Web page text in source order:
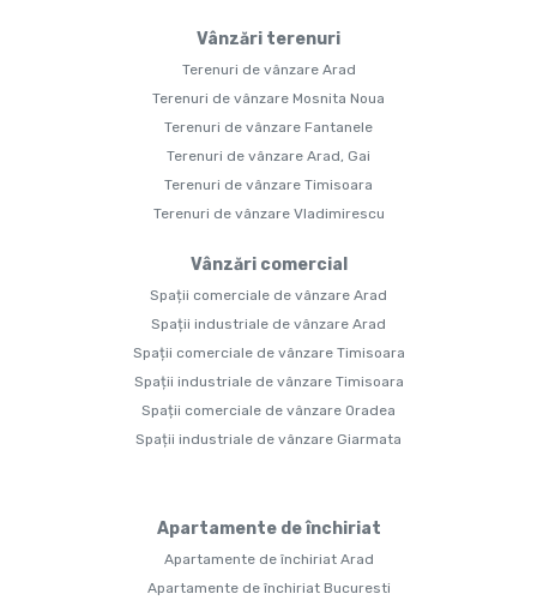
Vânzări terenuri
Terenuri de vânzare Arad
Terenuri de vânzare Mosnita Noua
Terenuri de vânzare Fantanele
Terenuri de vânzare Arad, Gai
Terenuri de vânzare Timisoara
Terenuri de vânzare Vladimirescu
Vânzări comercial
Spații comerciale de vânzare Arad
Spații industriale de vânzare Arad
Spații comerciale de vânzare Timisoara
Spații industriale de vânzare Timisoara
Spații comerciale de vânzare Oradea
Spații industriale de vânzare Giarmata
Apartamente de închiriat
Apartamente de închiriat Arad
Apartamente de închiriat Bucuresti